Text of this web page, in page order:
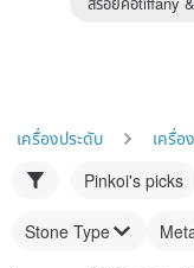
เครื่องประดับ เครื่อ
Pinkoi's picks
Stone Type